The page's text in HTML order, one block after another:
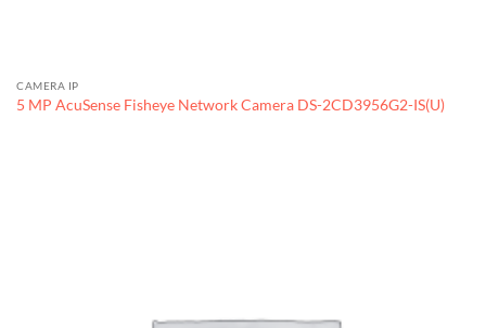
CAMERA IP
5 MP AcuSense Fisheye Network Camera DS-2CD3956G2-IS(U)